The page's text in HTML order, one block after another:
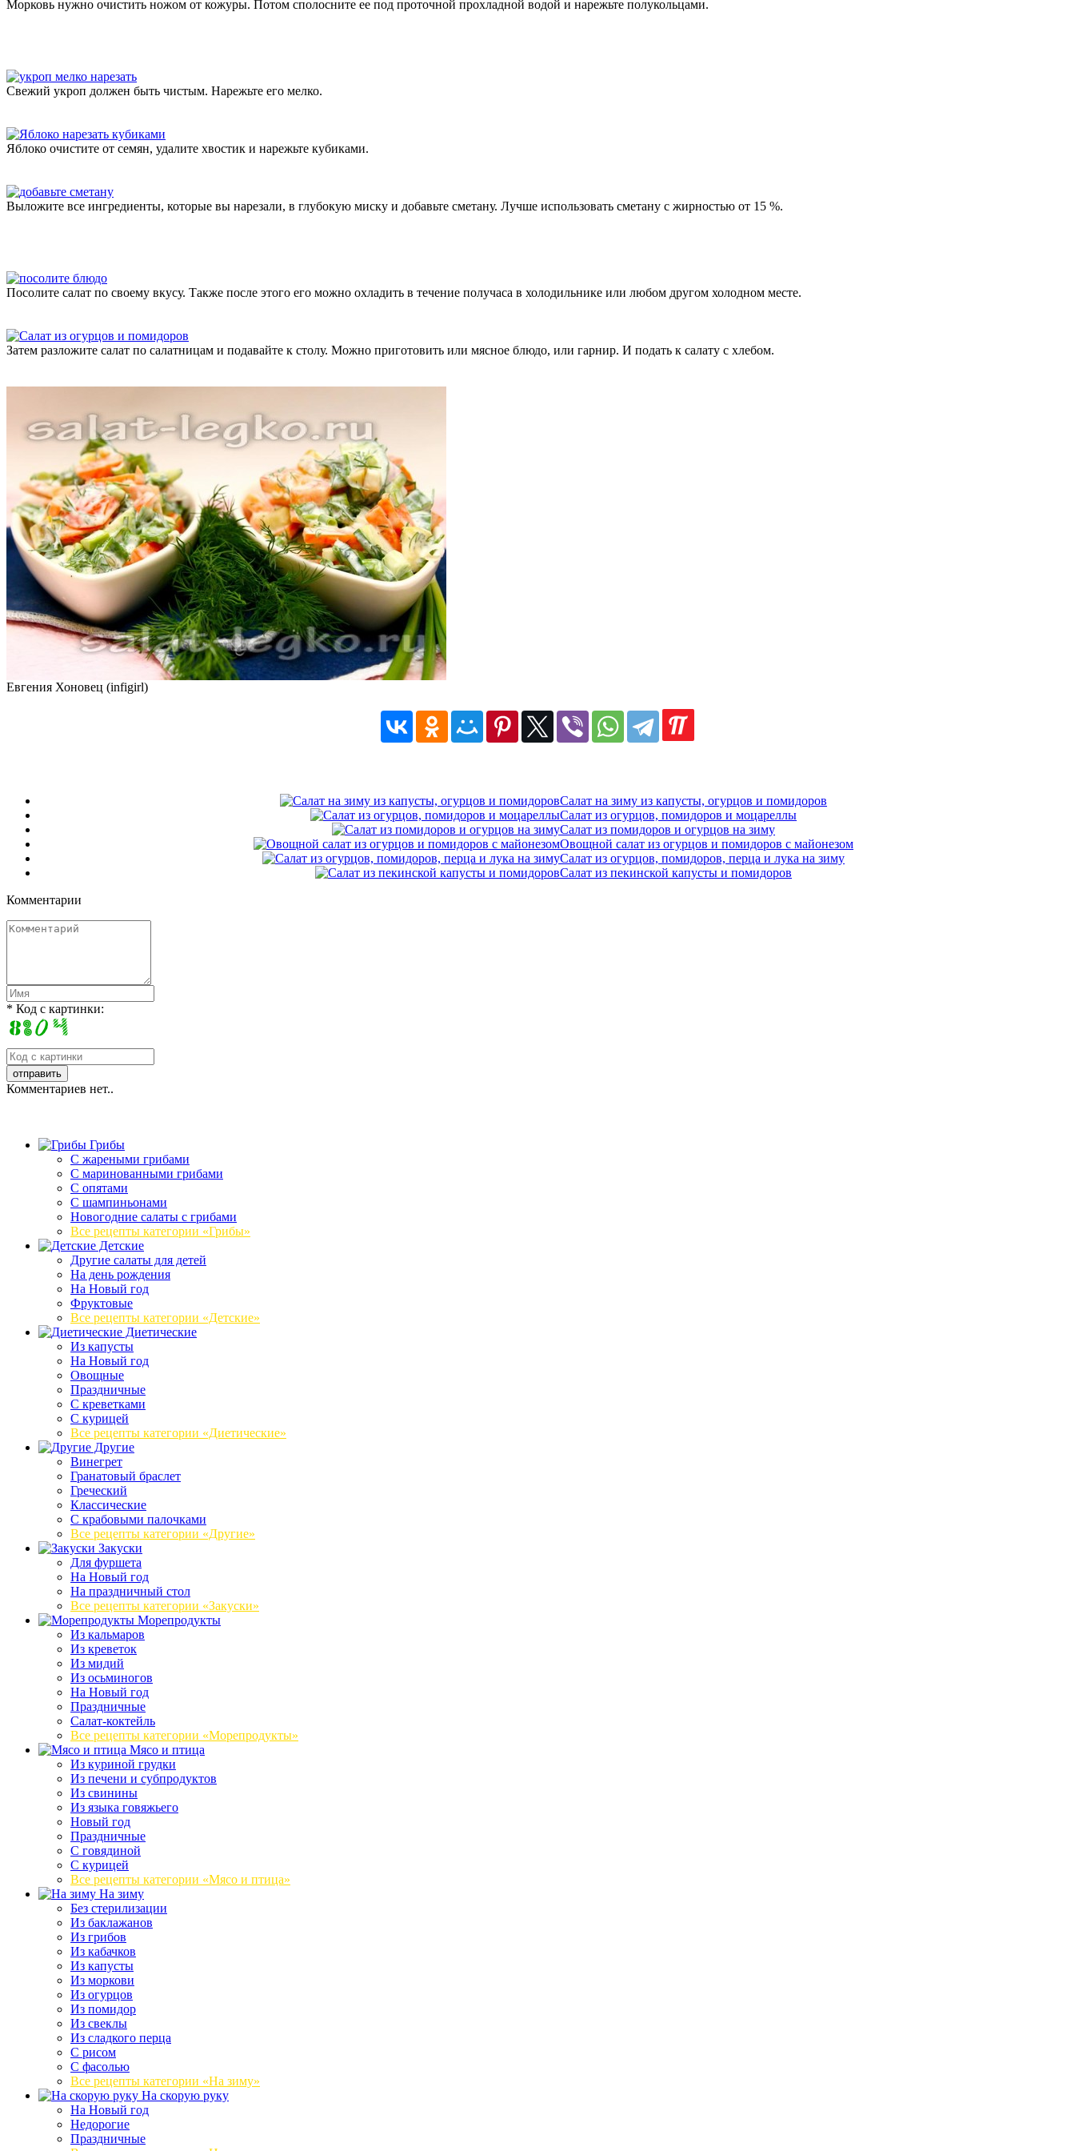
Морковь нужно очистить ножом от кожуры. Потом сполосните ее под проточной прохладной водой и нарежьте полукольцами.
Свежий укроп должен быть чистым. Нарежьте его мелко.
Яблоко очистите от семян, удалите хвостик и нарежьте кубиками.
Выложите все ингредиенты, которые вы нарезали, в глубокую миску и добавьте сметану. Лучше использовать сметану с жирностью от 15 %.
Посолите салат по своему вкусу. Также после этого его можно охладить в течение получаса в холодильнике или любом другом холодном месте.
Затем разложите салат по салатницам и подавайте к столу. Можно приготовить или мясное блюдо, или гарнир. И подать к салату с хлебом.
Евгения Хоновец (infigirl)
Салат на зиму из капусты, огурцов и помидоров
Салат из огурцов, помидоров и моцареллы
Салат из помидоров и огурцов на зиму
Овощной салат из огурцов и помидоров с майонезом
Салат из огурцов, помидоров, перца и лука на зиму
Салат из пекинской капусты и помидоров
Комментарии
* Код с картинки:
Комментариев нет..
Грибы
C жареными грибами
C маринованными грибами
C опятами
C шампиньонами
Новогодние салаты с грибами
Все рецепты категории «Грибы»
Детские
Другие салаты для детей
На день рождения
На Новый год
Фруктовые
Все рецепты категории «Детские»
Диетические
Из капусты
На Новый год
Овощные
Праздничные
С креветками
С курицей
Все рецепты категории «Диетические»
Другие
Винегрет
Гранатовый браслет
Греческий
Классические
С крабовыми палочками
Все рецепты категории «Другие»
Закуски
Для фуршета
На Новый год
На праздничный стол
Все рецепты категории «Закуски»
Морепродукты
Из кальмаров
Из креветок
Из мидий
Из осьминогов
На Новый год
Праздничные
Салат-коктейль
Все рецепты категории «Морепродукты»
Мясо и птица
Из куриной грудки
Из печени и субпродуктов
Из свинины
Из языка говяжьего
Новый год
Праздничные
С говядиной
С курицей
Все рецепты категории «Мясо и птица»
На зиму
Без стерилизации
Из баклажанов
Из грибов
Из кабачков
Из капусты
Из моркови
Из огурцов
Из помидор
Из свеклы
Из сладкого перца
С рисом
С фасолью
Все рецепты категории «На зиму»
На скорую руку
На Новый год
Недорогие
Праздничные